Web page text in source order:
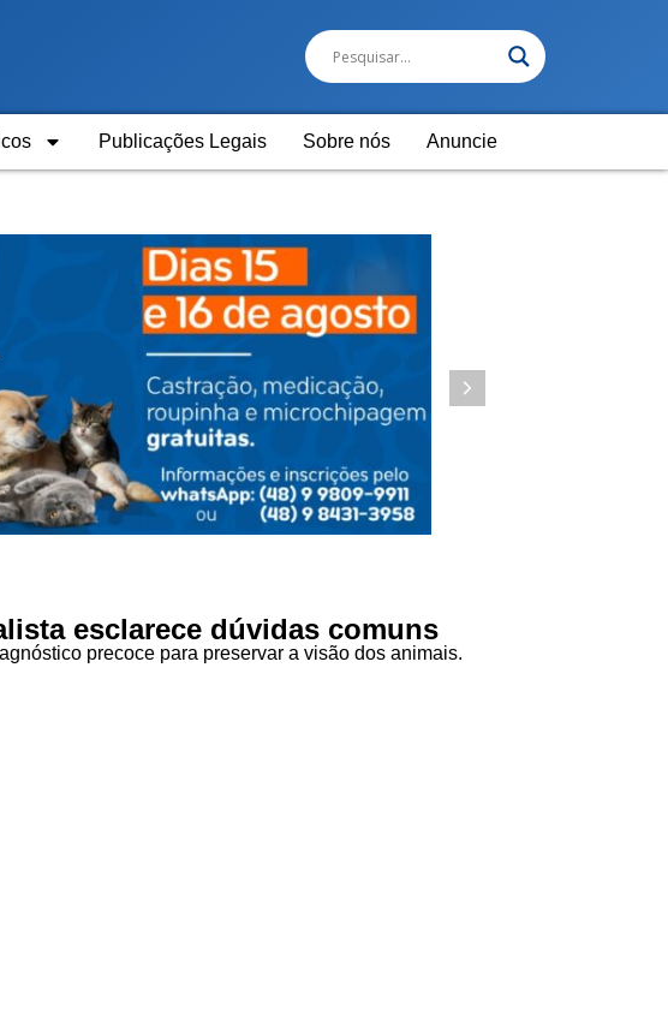
Publicações Legais Sobre nós Anuncie
esclarece dúvidas comuns
precoce para preservar a visão dos animais.